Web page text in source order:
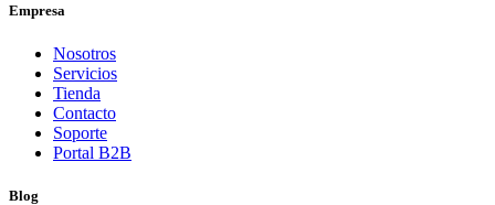
Empresa
Nosotros
Servicios
Tienda
Contacto
Soporte
Portal B2B
Blog